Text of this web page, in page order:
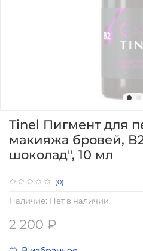
(0)
Наличие: Нет в наличии
Tinel Пигмент для
макияжа бровей,
шоколад", 10 мл
2 200 ₽